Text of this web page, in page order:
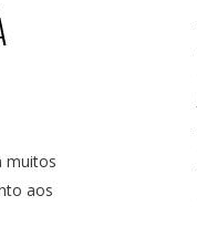
muitos
aos